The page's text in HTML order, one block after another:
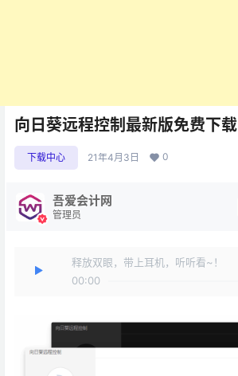
向日葵远程控制最新版免费下载
下载中心 21年4月3日 0
吾爱会计网
管理员
释放双眼，带上耳机，听听看~！
00:00